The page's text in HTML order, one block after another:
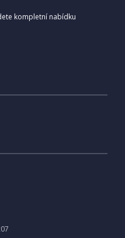
kompletní nabídku